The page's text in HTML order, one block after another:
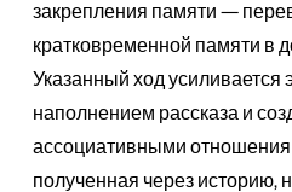
закрепления памяти —
кратковременной памяти в
Указанный ход
наполнением рассказа и
ассоциативными
полученная через историю,